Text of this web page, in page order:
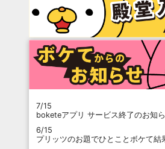
7/15
boketeアプリ サービス終了のお知
6/15
プリッツのお題でひとことボケて結